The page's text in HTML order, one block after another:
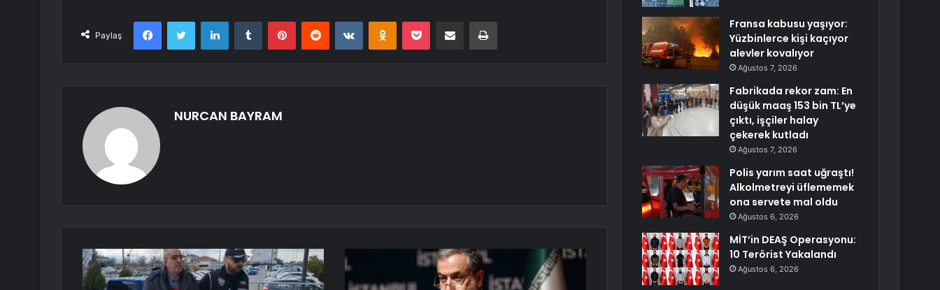
Paylaş
FacebookTwitter LinkedInTumblr PinterestReddit VKontakteOdnoklassniki
Pocket E-Posta ile paylaş Yazdır
NURCAN BAYRAM
Fransa kabusu yaşıyor:
Yüzbinlerce kişi kaçıyor
alevler kovalıyor
Ağustos 7, 2026
Fabrikada rekor zam: En
düşük maaş 153 bin TL’ye
çıktı, işçiler halay
çekerek kutladı
Ağustos 7, 2026
Polis yarım saat uğraştı!
Alkolmetreyi üflememek
ona servete mal oldu
Ağustos 6, 2026
MİT’in DEAŞ Operasyonu:
10 Terörist Yakalandı
Ağustos 6, 2026